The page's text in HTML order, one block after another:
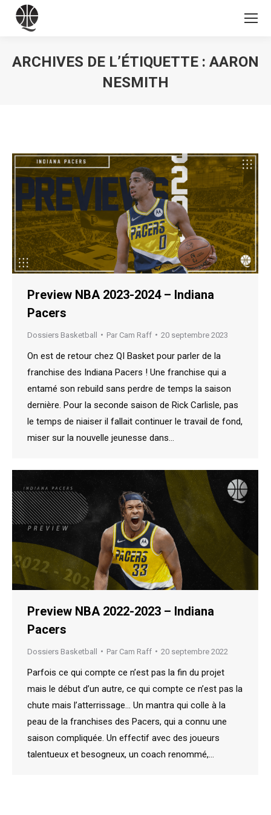
ARCHIVES DE L’ÉTIQUETTE : AARON
NESMITH
Preview NBA 2023-2024 – Indiana
Pacers
Dossiers Basketball Par Cam Raff 20 septembre 2023
On est de retour chez QI Basket pour parler de la
franchise des Indiana Pacers ! Une franchise qui a
entamé son rebuild sans perdre de temps la saison
dernière. Pour la seconde saison de Rick Carlisle, pas
le temps de niaiser il fallait continuer le travail de fond,
miser sur la nouvelle jeunesse dans…
Preview NBA 2022-2023 – Indiana
Pacers
Dossiers Basketball Par Cam Raff 20 septembre 2022
Parfois ce qui compte ce n’est pas la fin du projet
mais le début d’un autre, ce qui compte ce n’est pas la
chute mais l’atterrissage… Un mantra qui colle à la
peau de la franchises des Pacers, qui a connu une
saison compliquée. Un effectif avec des joueurs
talentueux et besogneux, un coach renommé,…